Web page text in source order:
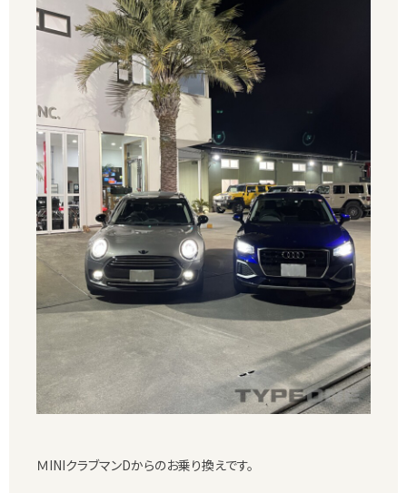
ＭINIクラブマンDからのお乗り換えです。